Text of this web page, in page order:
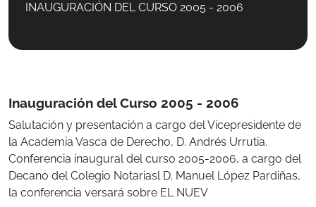
INAUGURACIÓN DEL CURSO 2005 - 2006
Inauguración del Curso 2005 - 2006
Salutación y presentación a cargo del Vicepresidente de
la Academia Vasca de Derecho, D. Andrés Urrutia.
Conferencia inaugural del curso 2005-2006, a cargo del
Decano del Colegio Notariasl D. Manuel López Pardiñas,
la conferencia versará sobre EL NUEV